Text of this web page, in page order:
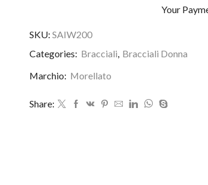
Foto reale, ritocco IA
Your
SKU: SAIW200
Categories: Bracciali, Bracciali Donna
Marchio: Morellato
Share: